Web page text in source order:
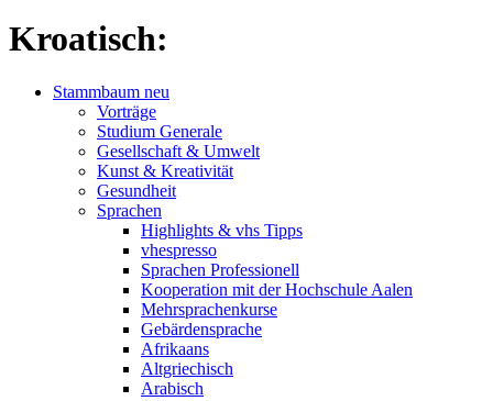
Kroatisch:
Stammbaum neu
Vorträge
Studium Generale
Gesellschaft & Umwelt
Kunst & Kreativität
Gesundheit
Sprachen
Highlights & vhs Tipps
vhespresso
Sprachen Professionell
Kooperation mit der Hochschule Aalen
Mehrsprachenkurse
Gebärdensprache
Afrikaans
Altgriechisch
Arabisch